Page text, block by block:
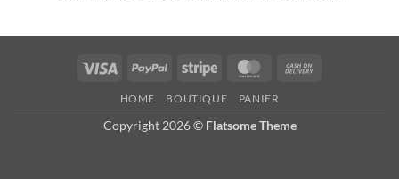
Visa PayPal Stripe MasterCard
HOME BOUTIQUE PANIER
Copyright 2026 © Flatsome Theme